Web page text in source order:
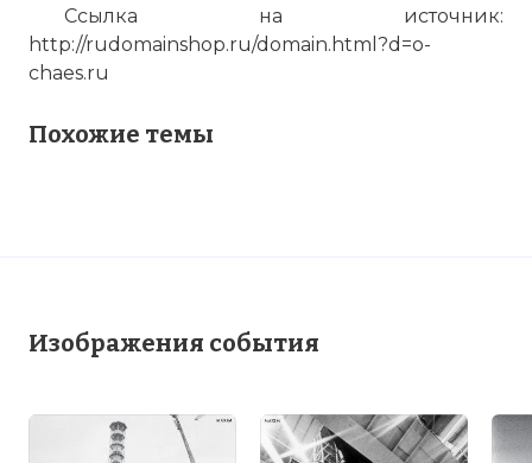
Ссылка на источник:
http://rudomainshop.ru/domain.html?d=o-
chaes.ru
Похожие темы
Изображения события